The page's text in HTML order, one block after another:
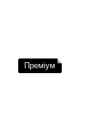
Преміум